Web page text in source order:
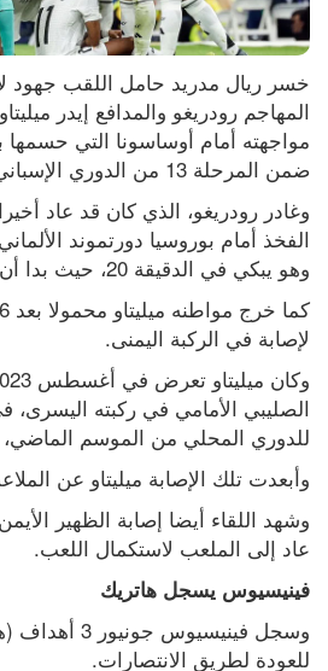
ضمن المرحلة 13 من الدوري الإسباني.
وهو يبكي في الدقيقة 20، حيث بدا أن إصابته ليست بسيطة.
لإصابة في الركبة اليمنى.
للدوري المحلي من الموسم الماضي،
وأبعدت تلك الإصابة ميليتاو عن الملاعب 8
عاد إلى الملعب لاستكمال اللعب.
فينيسيوس يسجل هاتريك
للعودة لطريق الانتصارات.